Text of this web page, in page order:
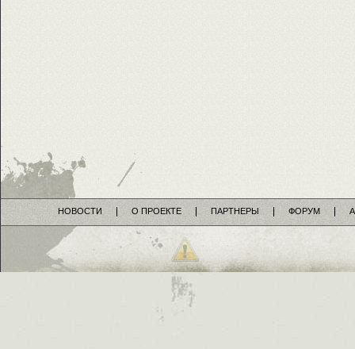
НОВОСТИ О ПРОЕКТЕ ПАРТНЕРЫ ФОРУМ